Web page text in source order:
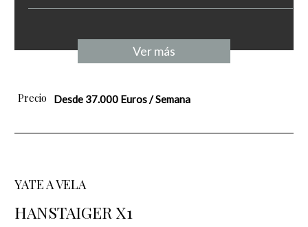
Ver más
Precio Desde 37.000 Euros / Semana
YATE A VELA
HANSTAIGER X1